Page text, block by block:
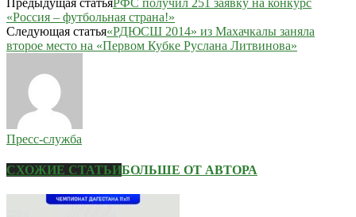
«Россия – футбольная страна!»
Следующая статья«РДЮСШ 2014» из Махачкалы заняла
второе место на «Первом Кубке Руслана Литвинова»
Пресс-служба
СХОЖИЕ СТАТЬИБОЛЬШЕ ОТ АВТОРА